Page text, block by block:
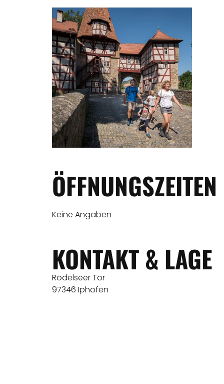
ÖFFNUNGSZEITEN
Keine Angaben
KONTAKT & LAGE
Rödelseer Tor
97346 Iphofen